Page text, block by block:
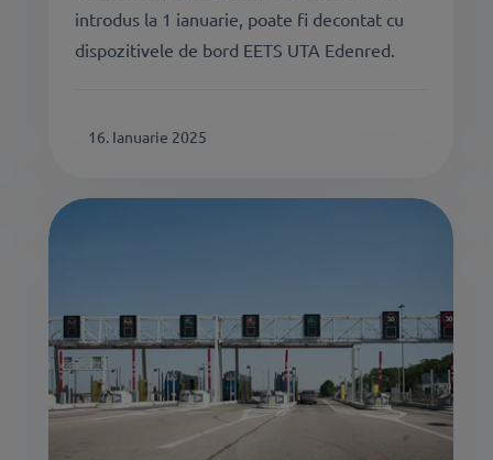
introdus la 1 ianuarie, poate fi decontat cu
dispozitivele de bord EETS UTA Edenred.
16. Ianuarie 2025